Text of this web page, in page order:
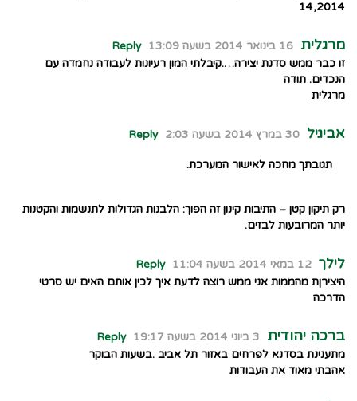
14,2014
מרגלית 16 בינואר 2014 בשעה 13:09
Reply
זו כבר ממש סדנת יצירה….קיבלתי המון רעיונות לעבודה נחמדה עם
הנכדים. תודה
מרגלית
אביגיל 30 במרץ 2014 בשעה 2:03 Reply
תגובתך מחכה לאישור המערכת.
רק תיקון קטן – התיבות קינון זה הפוך: הלבנות הגדולות לתנשמות והקטנות
יותר המרובעות לבזים.
לילך 12 במאי 2014 בשעה 11:04
Reply
היצירןת מהממות אני ממש רוצה לדעת איך לכין אותם האים יש סרטי
הדרכה
ברכה יהודית 3 ביוני 2014 בשעה 19:17
Reply
מתענינת בסדנא לפרחים באזור תל אביב .בשעות הבוקר
אהבתי מאוד את העבודות